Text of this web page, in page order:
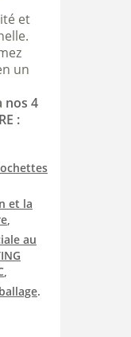
et
un
nos 4
:
et la
,
au
,
.